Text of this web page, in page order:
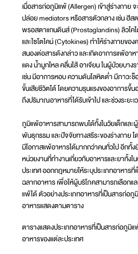
เมื่อสารก่อภูมิแพ้ (Allergen) เข้าสู่ร่างกาย
ปล่อย mediators หรือสารตัวกลาง เช่น ฮีส
พรอสตาแกนดินส์ (Prostaglandins) ลิวโค
และไซโตไคน์ (Cytokines) ทำให้ร่างกายข
สนองต่อสารดังกล่าว และเกิดอาการแพ้อา
แดง น้ำมูกไหล คลื่นไส้ อาเจียน ในผู้ป่วยบาง
เช่น มีอาการหอบ ความดันโลหิตต่ำ มีภาวะ
ขั้นเสียชีวิตได้ โดยความรุนแรงของอาการขึ้
ถึงปริมาณอาหารที่ได้รับเข้าไป และช่วงระยะ
ภูมิแพ้อาหารสามารถพบได้ทั้งในวัยเด็กแล
พันธุกรรม และปัจจัยทางสรีระของร่างกาย
มีโอกาสแพ้อาหารได้มากกว่าคนทั่วไป อีกทั้ง
หน่วยงานที่ทำงานเกี่ยวกับอาหารและยาทั้งใ
ประเทศ ออกกฎหมายให้ระบุประเภทอาหาร
ฉลากอาหาร เพื่อให้ผู้บริโภคสามารถเลือกแ
แพ้ได้ ตัวอย่างประเภทอาหารที่เป็นสารก่อ
อาหารแสดงตามตาราง
ตารางแสดงประเภทอาหารที่เป็นสารก่อภูมิ
อาหารของแต่ละประเทศ